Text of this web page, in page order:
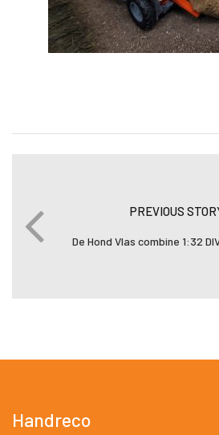
PREVIOUS
De Hond Vlas combine 1:32
Handreco